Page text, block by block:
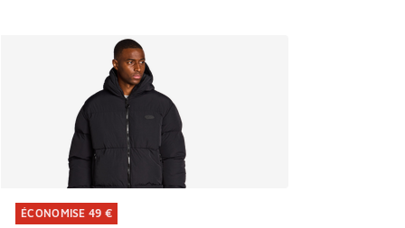
ÉCONOMISE 49 €
ÉCONOMISE 49 €